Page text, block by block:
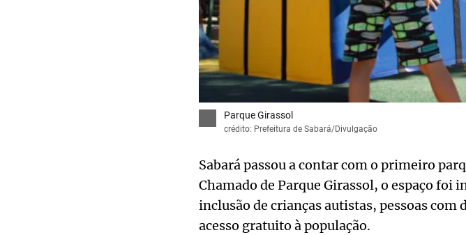
Parque Girassol
crédito: Prefeitura de Sabará/Divulgação
Sabará passou a contar com o primeiro
Chamado de Parque Girassol, o espaço foi
inclusão de crianças autistas, pessoas
acesso gratuito à população.